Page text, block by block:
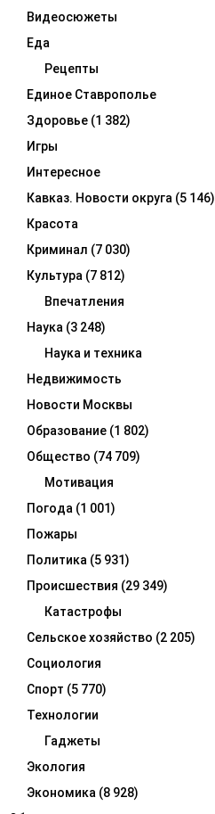
Видеосюжеты
Еда
Рецепты
Единое Ставрополье
Здоровье (1 382)
Игры
Интересное
Кавказ. Новости округа (5 146)
Красота
Криминал (7 030)
Культура (7 812)
Впечатления
Наука (3 248)
Наука и техника
Недвижимость
Новости Москвы
Образование (1 802)
Общество (74 709)
Мотивация
Погода (1 001)
Пожары
Политика (5 931)
Происшествия (29 349)
Катастрофы
Сельское хозяйство (2 205)
Социология
Спорт (5 770)
Технологии
Гаджеты
Экология
Экономика (8 928)